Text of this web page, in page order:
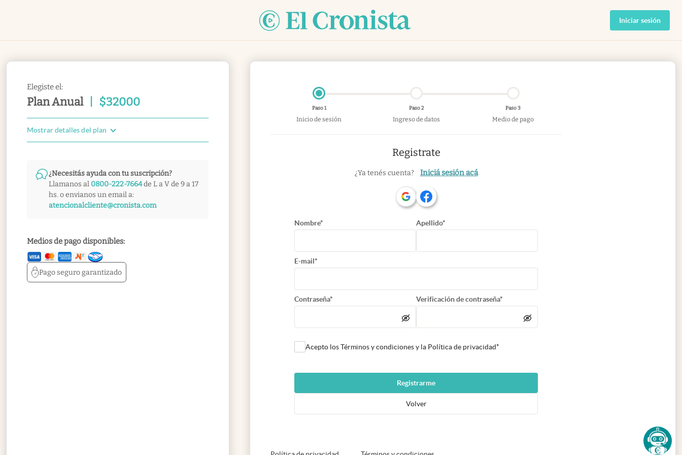
Iniciar sesión
Elegiste el:
Plan Anual $32000
Mostrar detalles del plan
¿Necesitás ayuda con tu suscripción?
Llamanos al 0800-222-7664de L a V de 9 a 17
hs. o envianos un email a:
atencionalcliente@cronista.com
Medios de pago disponibles:
Pago segurogarantizado
Paso 1
Inicio de sesión
Paso 2
Ingreso de datos
Paso 3
Medio de pago
Registrate
¿Ya tenés cuenta? Iniciá sesión acá
Nombre* Apellido*
E-mail*
Contraseña* Verificación de contraseña*
Acepto los Términos y condiciones y la Política de privacidad*
Registrarme
Volver